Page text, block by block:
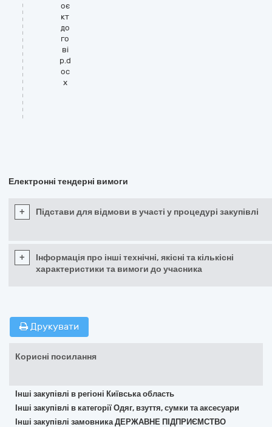
оє
кт
до
го
ві
р.d
oc
x
Електронні тендерні вимоги
+ Підстави для відмови в участі у процедурі закупівлі
+
Інформація про інші технічні, якісні та кількісні
характеристики та вимоги до учасника
Друкувати
Корисні посилання
Інші закупівлі в регіоні Київська область
Інші закупівлі в категорії Одяг, взуття, сумки та аксесуари
Інші закупівлі замовника ДЕРЖАВНЕ ПІДПРИЄМСТВО